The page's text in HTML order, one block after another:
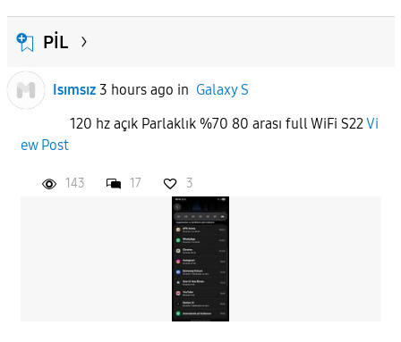
PİL
Isımsız 3 hours ago in Galaxy S
120 hz açık Parlaklık %70 80 arası full WiFi S22 Vi
ew Post
143 17 3